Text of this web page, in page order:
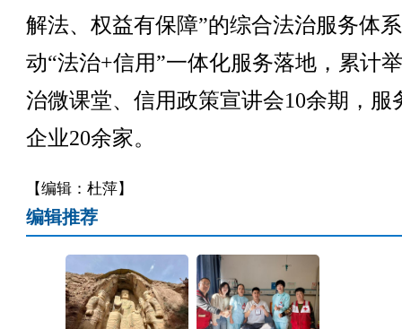
解法、权益有保障”的综合法治服务体
动“法治+信用”一体化服务落地，累计
治微课堂、信用政策宣讲会10余期，服
企业20余家。
【编辑：杜萍】
编辑推荐